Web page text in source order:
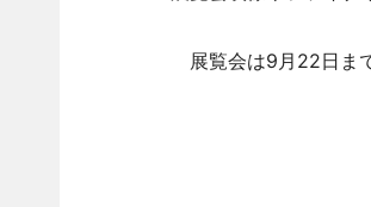
展覧会は9月22日ま